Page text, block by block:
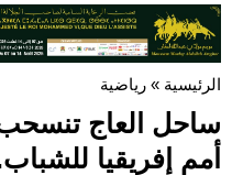
الرئيسية » رياضية
ساحل العاج
أمم إفريقيا